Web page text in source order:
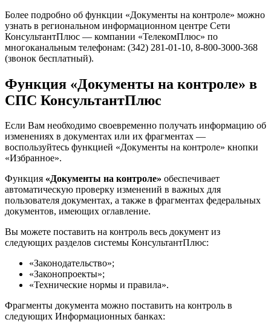
Более подробно об функции «Документы на контроле» можно
узнать в региональном информационном центре Сети
КонсультантПлюс — компании «ТелекомПлюс» по
многоканальным телефонам: (342) 281-01-10, 8-800-3000-368
(звонок бесплатный).
Функция «Документы на контроле» в
СПС КонсультантПлюс
Если Вам необходимо своевременно получать информацию об
изменениях в документах или их фрагментах —
воспользуйтесь функцией «Документы на контроле» кнопки
«Избранное».
Функция «Документы на контроле» обеспечивает
автоматическую проверку изменений в важных для
пользователя документах, а также в фрагментах федеральных
документов, имеющих оглавление.
Вы можете поставить на контроль весь документ из
следующих разделов системы КонсультантПлюс:
«Законодательство»;
«Законопроекты»;
«Технические нормы и правила».
Фрагменты документа можно поставить на контроль в
следующих Информационных банках: